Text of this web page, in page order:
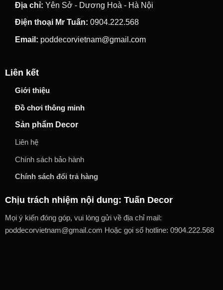
Địa chỉ: Yên Sở - Dương Hoà - Hà Nội
Điện thoại Mr Tuấn: 0904.222.568
Email: poddecorvietnam@gmail.com
Liên kết
Giới thiệu
Đồ chơi thông minh
Sản phẩm Decor
Liên hệ
Chính sách bảo hành
Chính sách đổi trả hàng
Chịu trách nhiệm nội dung: Tuấn Decor
Mọi ý kiến đóng góp, vui lòng gửi về địa chỉ mail:
poddecorvietnam@gmail.com Hoặc gọi số hotline: 0904.222.568